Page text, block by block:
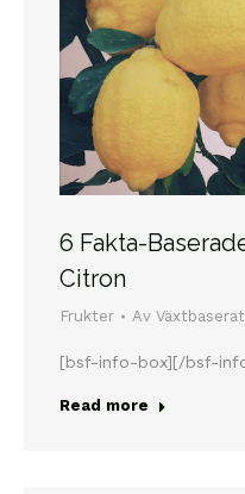
6 Fakta-
Citron
Frukter Av
[bsf-info-box][/bsf-
Read more